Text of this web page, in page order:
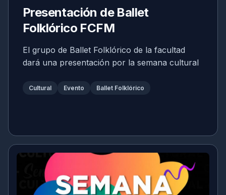
Presentación de Ballet
Folklórico FCFM
El grupo de Ballet Folklórico de la facultad
dará una presentación por la semana cultural
Cultural Evento Ballet Folklórico